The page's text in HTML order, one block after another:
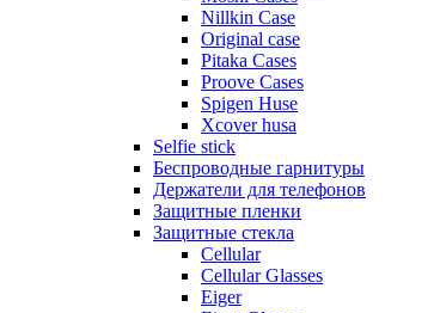
Nillkin Case
Original case
Pitaka Cases
Proove Cases
Spigen Huse
Xcover husa
Selfie stick
Беспроводные гарнитуры
Держатели для телефонов
Защитные пленки
Защитные стекла
Cellular
Cellular Glasses
Eiger